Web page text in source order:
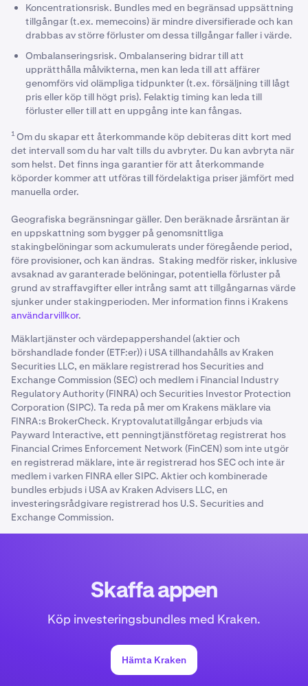
Koncentrationsrisk. Bundles med en begränsad uppsättning
tillgångar (t.ex. memecoins) är mindre diversifierade och kan
drabbas av större förluster om dessa tillgångar faller i värde.
Ombalanseringsrisk. Ombalansering bidrar till att
upprätthålla målvikterna, men kan leda till att affärer
genomförs vid olämpliga tidpunkter (t.ex. försäljning till lågt
pris eller köp till högt pris). Felaktig timing kan leda till
förluster eller till att en uppgång inte kan fångas.
1Om du skapar ett återkommande köp debiteras ditt kort med
det intervall som du har valt tills du avbryter. Du kan avbryta när
som helst. Det finns inga garantier för att återkommande
köporder kommer att utföras till fördelaktiga priser jämfört med
manuella order.
Geografiska begränsningar gäller. Den beräknade årsräntan är
en uppskattning som bygger på genomsnittliga
stakingbelöningar som ackumulerats under föregående period,
före provisioner, och kan ändras. Staking medför risker, inklusive
avsaknad av garanterade belöningar, potentiella förluster på
grund av straffavgifter eller intrång samt att tillgångarnas värde
sjunker under stakingperioden. Mer information finns i Krakens
användarvillkor.
Mäklartjänster och värdepappershandel (aktier och
börshandlade fonder (ETF:er)) i USA tillhandahålls av Kraken
Securities LLC, en mäklare registrerad hos Securities and
Exchange Commission (SEC) och medlem i Financial Industry
Regulatory Authority (FINRA) och Securities Investor Protection
Corporation (SIPC). Ta reda på mer om Krakens mäklare via
FINRA:s BrokerCheck. Kryptovalutatillgångar erbjuds via
Payward Interactive, ett penningtjänstföretag registrerat hos
Financial Crimes Enforcement Network (FinCEN) som inte utgör
en registrerad mäklare, inte är registrerad hos SEC och inte är
medlem i varken FINRA eller SIPC. Aktier och kombinerade
bundles erbjuds i USA av Kraken Advisers LLC, en
investeringsrådgivare registrerad hos U.S. Securities and
Exchange Commission.
Skaffa appen
Köp investeringsbundles med Kraken.
Hämta Kraken